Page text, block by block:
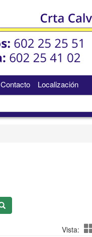
Contacto Localización
Vista: